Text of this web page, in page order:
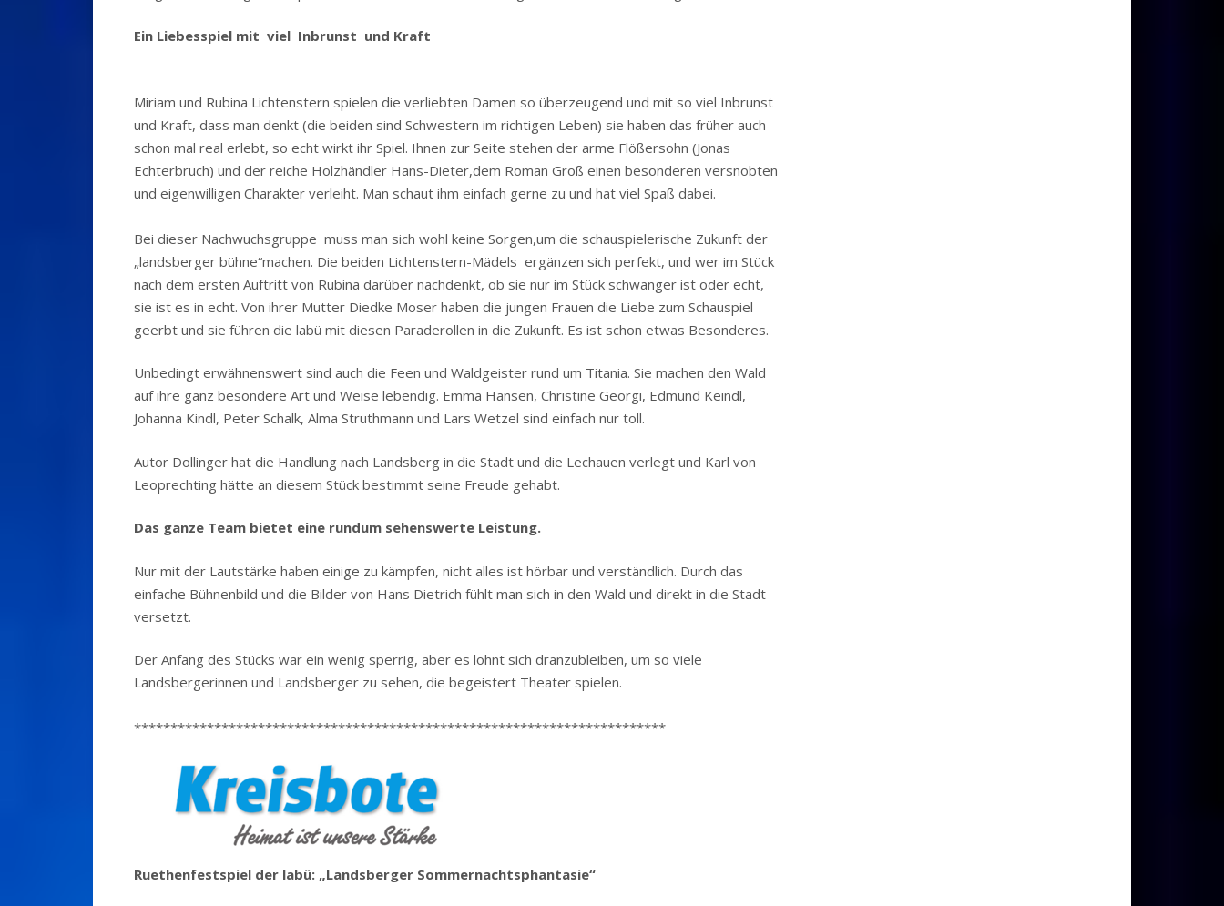
Ein Liebesspiel mit viel Inbrunst und Kraft
Miriam und Rubina Lichtenstern spielen die verliebten Damen so überzeugend und mit so viel Inbrunst
und Kraft, dass man denkt (die beiden sind Schwestern im richtigen Leben) sie haben das früher auch
schon mal real erlebt, so echt wirkt ihr Spiel. Ihnen zur Seite stehen der arme Flößersohn (Jonas
Echterbruch) und der reiche Holzhändler Hans-Dieter,dem Roman Groß einen besonderen versnobten
und eigenwilligen Charakter verleiht. Man schaut ihm einfach gerne zu und hat viel Spaß dabei.
Bei dieser Nachwuchsgruppe muss man sich wohl keine Sorgen,um die schauspielerische Zukunft der
„landsberger bühne“machen. Die beiden Lichtenstern-Mädels ergänzen sich perfekt, und wer im Stück
nach dem ersten Auftritt von Rubina darüber nachdenkt, ob sie nur im Stück schwanger ist oder echt,
sie ist es in echt. Von ihrer Mutter Diedke Moser haben die jungen Frauen die Liebe zum Schauspiel
geerbt und sie führen die labü mit diesen Paraderollen in die Zukunft. Es ist schon etwas Besonderes.
Unbedingt erwähnenswert sind auch die Feen und Waldgeister rund um Titania. Sie machen den Wald
auf ihre ganz besondere Art und Weise lebendig. Emma Hansen, Christine Georgi, Edmund Keindl,
Johanna Kindl, Peter Schalk, Alma Struthmann und Lars Wetzel sind einfach nur toll.
Autor Dollinger hat die Handlung nach Landsberg in die Stadt und die Lechauen verlegt und Karl von
Leoprechting hätte an diesem Stück bestimmt seine Freude gehabt.
Das ganze Team bietet eine rundum sehenswerte Leistung.
Nur mit der Lautstärke haben einige zu kämpfen, nicht alles ist hörbar und verständlich. Durch das
einfache Bühnenbild und die Bilder von Hans Dietrich fühlt man sich in den Wald und direkt in die Stadt
versetzt.
Der Anfang des Stücks war ein wenig sperrig, aber es lohnt sich dranzubleiben, um so viele
Landsbergerinnen und Landsberger zu sehen, die begeistert Theater spielen.
*************************************************************************
Ruethenfestspiel der labü: „Landsberger Sommernachtsphantasie“